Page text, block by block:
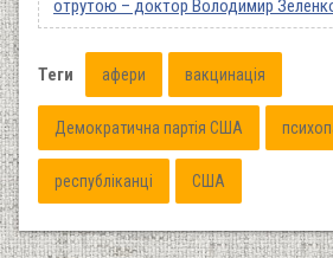
отрутою – доктор Володимир
Теги афери вакцинація
Демократична партія США
республіканці США